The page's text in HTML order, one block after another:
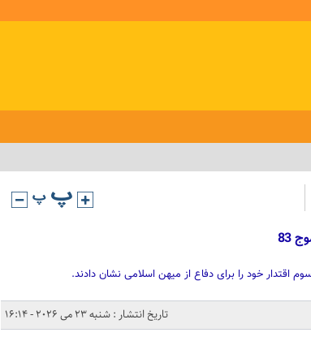
83
اقتدار خود را برای دفاع از میهن اسلامی نشان دادند.
تاریخ انتشار : شنبه 23 می 2026 - 16:14